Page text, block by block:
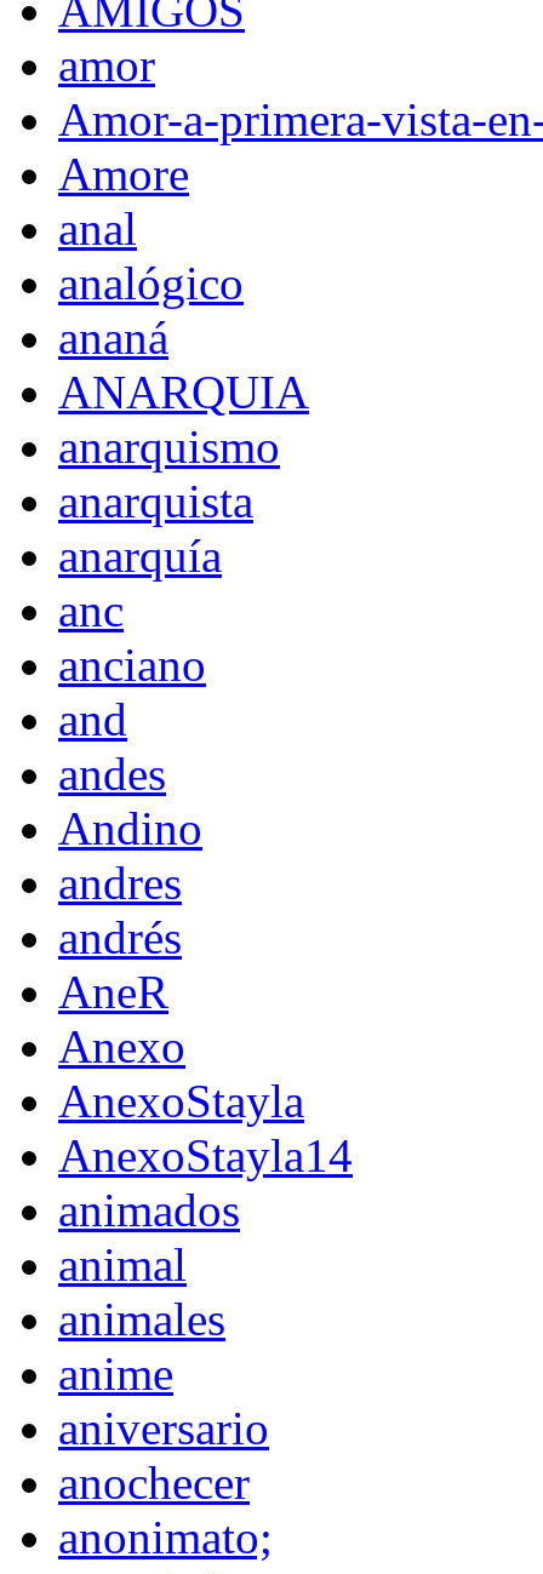
AMIGOS
amor
Amor-a-primera-vista-
Amore
anal
analógico
ananá
ANARQUIA
anarquismo
anarquista
anarquía
anc
anciano
and
andes
Andino
andres
andrés
AneR
Anexo
AnexoStayla
AnexoStayla14
animados
animal
animales
anime
aniversario
anochecer
anonimato;